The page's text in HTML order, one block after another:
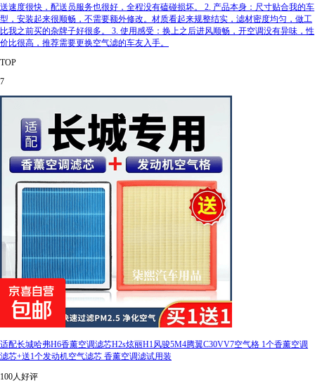
送速度很快，配送员服务也很好，全程没有磕碰损坏。 2. 产品本身：尺寸贴合我的车
型，安装起来很顺畅，不需要额外修改。材质看起来规整结实，滤材密度均匀，做工
比我之前买的杂牌子好很多。 3. 使用感受：换上之后进风顺畅，开空调没有异味，性
价比很高，推荐需要更换空气滤的车友入手。
TOP
7
适配长城哈弗H6香薰空调滤芯H2s炫丽H1风骏5M4腾翼C30VV7空气格 1个香薰空调
滤芯+送1个发动机空气滤芯 香薰空调滤试用装
100人好评